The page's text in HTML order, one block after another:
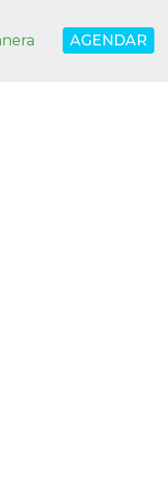
AGENDAR